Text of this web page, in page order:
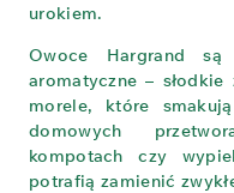
urokiem.
Owoce Hargrand
aromatyczne –
morele, które
domowych
kompotach czy
potrafią zamienić